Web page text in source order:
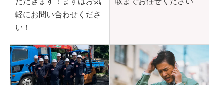
軽にお問い合わせくださ
い！